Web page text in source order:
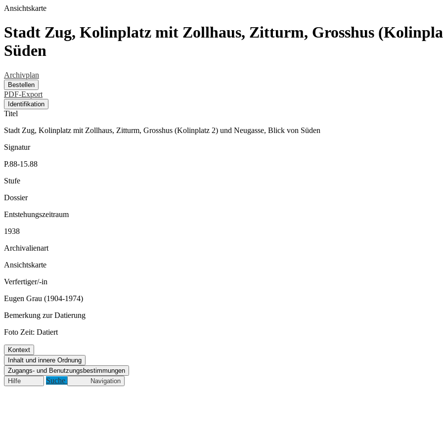
Ansichtskarte
Stadt Zug, Kolinplatz mit Zollhaus, Zitturm, Grosshus
Süden
Archivplan
Bestellen
PDF-Export
Identifikation
Titel
Stadt Zug, Kolinplatz mit Zollhaus, Zitturm, Grosshus (Kolinplatz 2) und Neugasse, Blick von Süden
Signatur
P.88-15.88
Stufe
Dossier
Entstehungszeitraum
1938
Archivalienart
Ansichtskarte
Verfertiger/-in
Eugen Grau (1904-1974)
Bemerkung zur Datierung
Foto Zeit: Datiert
Kontext
Inhalt und innere Ordnung
Zugangs- und Benutzungsbestimmungen
Hilfe
Suche Navigation